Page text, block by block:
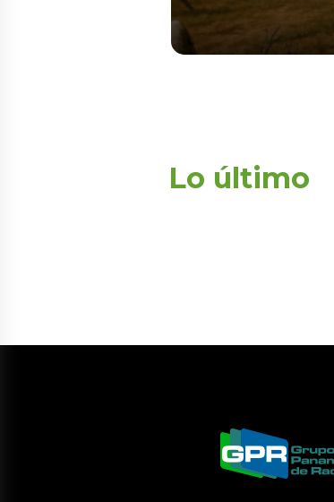
Lo último